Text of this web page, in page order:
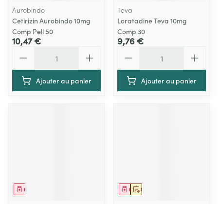
Aurobindo
Cetirizin Aurobindo 10mg
Comp Pell 50
10,47 €
Ajouter au panier
Teva
Loratadine Teva 10mg
Comp 30
9,76 €
Ajouter au panier
Médicament Sur prescription
Médicament